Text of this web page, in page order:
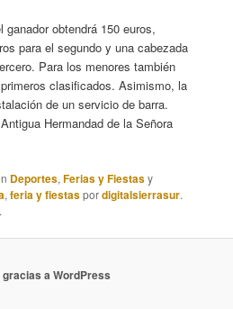
obtendrá 150 euros,
para el segundo y una cabezada
Para los menores también
clasificados. Asimismo, la
de un servicio de barra.
Hermandad de la Señora
Deportes,Ferias y Fiestasy
,feria y fiestaspordigitalsierrasur.
.
gracias a WordPress